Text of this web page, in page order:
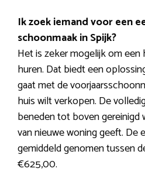
Ik zoek iemand voor een
schoonmaak in Spijk?
Het is zeker mogelijk om een
huren. Dat biedt een
gaat met de
huis wilt verkopen. De
beneden tot boven gereinigd
van nieuwe woning geeft. De
gemiddeld genomen tussen
€625,00.